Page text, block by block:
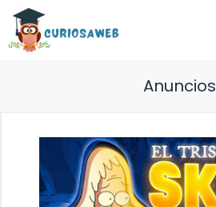
Saltar
contenido
Anuncios